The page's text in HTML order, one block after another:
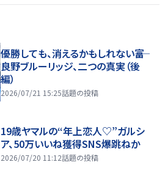
優勝しても、消えるかもしれない――富
良野ブルーリッジ、二つの真実（後
編）
2026/07/21 15:25話題の投稿
19歳ヤマルの“年上恋人♡”ガルシ
ア、50万いいね獲得SNS爆跳ねか
2026/07/20 11:12話題の投稿